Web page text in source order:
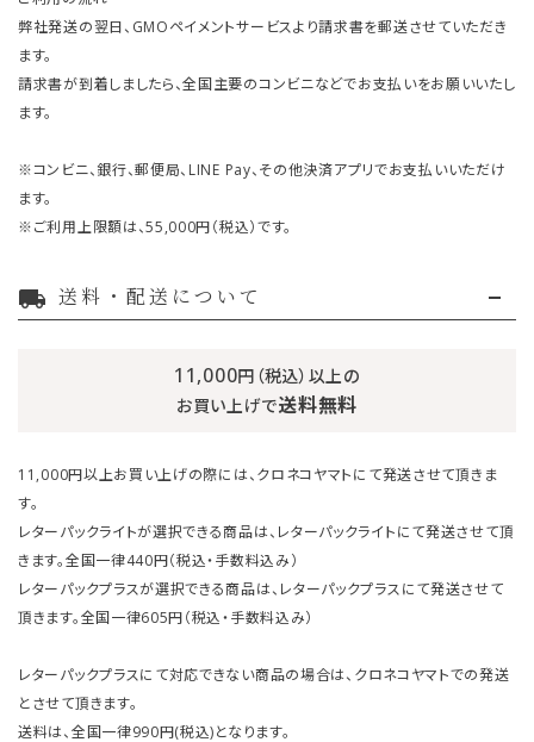
弊社発送の翌日、GMOペイメントサービスより請求書を郵送させていただき
ます。
請求書が到着しましたら、全国主要のコンビニなどでお支払いをお願いいたし
ます。
※コンビニ、銀行、郵便局、LINE Pay、その他決済アプリでお支払いいただけ
ます。
※ご利用上限額は、55,000円（税込）です。
local_shipping 送料・配送について
11,000円（税込）以上の
お買い上げで送料無料
11,000円以上お買い上げの際には、クロネコヤマトにて発送させて頂きま
す。
レターパックライトが選択できる商品は、レターパックライトにて発送させて頂
きます。全国一律440円（税込・手数料込み）
レターパックプラスが選択できる商品は、レターパックプラスにて発送させて
頂きます。全国一律605円（税込・手数料込み）
レターパックプラスにて対応できない商品の場合は、クロネコヤマトでの発送
とさせて頂きます。
送料は、全国一律990円(税込)となります。